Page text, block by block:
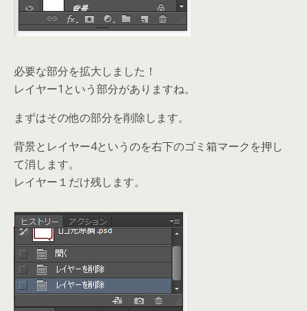
必要な部分を拡大しました！
レイヤー1という部分がありますね。
まずはその他の部分を削除します。
背景とレイヤー4というのを右下のゴミ箱マークを押し
て消します。
レイヤー１だけ残します。